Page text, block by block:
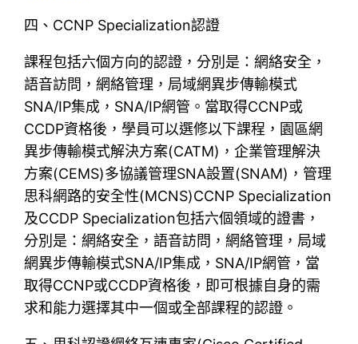
四、CCNP Specialization認證
課程包括六個方向的認證，分別是：網絡安全，
語音訪問，網絡管理，局域網異步傳輸模式
SNA/IP集成，SNA/IP網管。當取得CCNP或
CCDP資格後，學員可以選修以下課程，園區網
異步傳輸模式解決方案(CATM)，企業管理解決
方案(CEMS)多協議管理SNA設置(SNAM)，管理
思科網路的安全性(MCNS)CCNP Specialization
及CCDP Specialization包括六個領域的證書，
分別是：網絡安全，語音訪問，網絡管理，局域
網異步傳輸模式SNA/IP集成，SNA/IP網管，當
取得CCNP或CCDP資格後，即可根據自身的需
求和能力選擇其中一個或全部課程的認證。